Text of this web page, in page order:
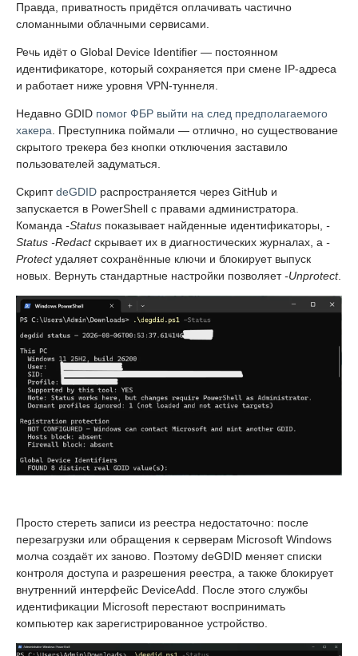
Правда, приватность придётся оплачивать частично
сломанными облачными сервисами.
Речь идёт о Global Device Identifier — постоянном
идентификаторе, который сохраняется при смене IP-адреса
и работает ниже уровня VPN-туннеля.
Недавно GDID помог ФБР выйти на след предполагаемого
хакера . Преступника поймали — отлично, но существование
скрытого трекера без кнопки отключения заставило
пользователей задуматься.
СкриптdeGDID распространяется через GitHub и
запускается в PowerShell с правами администратора.
Команда -Status показывает найденные идентификаторы, -
Status -Redactскрывает их в диагностических журналах, а -
Protectудаляет сохранённые ключи и блокирует выпуск
новых. Вернуть стандартные настройки позволяет-Unprotect.
Просто стереть записи из реестра недостаточно: после
перезагрузки или обращения к серверам Microsoft Windows
молча создаёт их заново. Поэтому deGDID меняет списки
контроля доступа и разрешения реестра, а также блокирует
внутренний интерфейс DeviceAdd. После этого службы
идентификации Microsoft перестают воспринимать
компьютер как зарегистрированное устройство.